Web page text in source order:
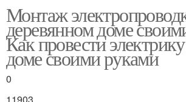
Монтаж
деревянном доме
Как провести
доме своими руками
0
11903